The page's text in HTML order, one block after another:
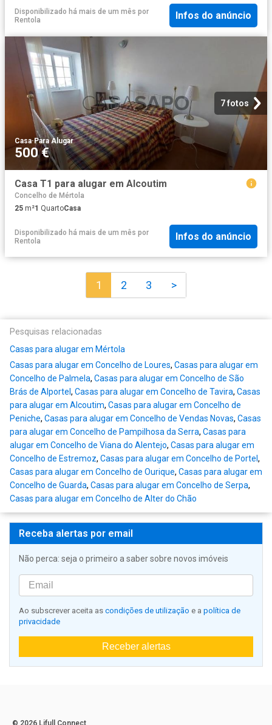
Disponibilizado há mais de um mês por
Rentola
Infos do anúncio
7 fotos
Casa·Para Alugar
500 €
Casa T1 para alugar em Alcoutim
Concelho de Mértola
25 m²1 QuartoCasa
Disponibilizado há mais de um mês por
Rentola
Infos do anúncio
1 2 3 >
Pesquisas relacionadas
Casas para alugar em Mértola
Casas para alugar em Concelho de Loures, Casas para alugar em
Concelho de Palmela, Casas para alugar em Concelho de São
Brás de Alportel , Casas para alugar em Concelho de Tavira, Casas
para alugar em Alcoutim, Casas para alugar em Concelho de
Peniche, Casas para alugar em Concelho de Vendas Novas, Casas
para alugar em Concelho de Pampilhosa da Serra, Casas para
alugar em Concelho de Viana do Alentejo, Casas para alugar em
Concelho de Estremoz, Casas para alugar em Concelho de Portel ,
Casas para alugar em Concelho de Ourique, Casas para alugar em
Concelho de Guarda, Casas para alugar em Concelho de Serpa,
Casas para alugar em Concelho de Alter do Chão
Receba alertas por email
Não perca: seja o primeiro a saber sobre novos imóveis
Ao subscrever aceita as condições de utilização e a política de
privacidade
Receber alertas